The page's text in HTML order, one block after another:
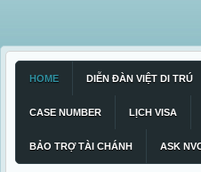
HOME DIỄN ĐÀN VIỆT DI TRÚ
CASE NUMBER LỊCH VISA
BẢO TRỢ TÀI CHÁNH ASK